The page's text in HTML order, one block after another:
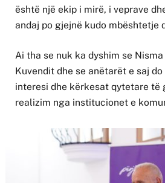
është një ekip i mirë, i veprave
andaj po gjejnë kudo mbështetje
Ai tha se nuk ka dyshim se
Kuvendit dhe se anëtarët e saj
interesi dhe kërkesat qytetare të
realizim nga institucionet e